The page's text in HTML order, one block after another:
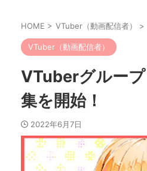
HOME > VTuber（動画配信者） >
VTuber（動画配信者）
VTuberグルー
集を開始！
2022年6月7日